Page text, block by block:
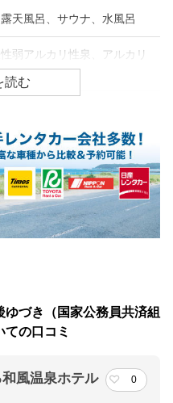
天風呂、サウナ、水風呂
弱アルカリ性泉、アルカリ
づき（国家公務員共済組
の口コミ
風温泉ホテル
0